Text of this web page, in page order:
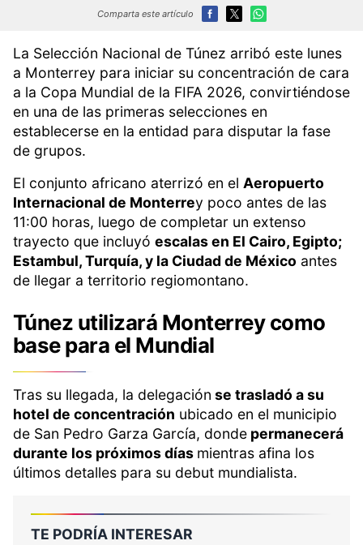
Comparta este artículo
La Selección Nacional de Túnez arribó este lunes
a Monterrey para iniciar su concentración de cara
a la Copa Mundial de la FIFA 2026, convirtiéndose
en una de las primeras selecciones en
establecerse en la entidad para disputar la fase
de grupos.
El conjunto africano aterrizó en el Aeropuerto
Internacional de Monterrey poco antes de las
11:00 horas, luego de completar un extenso
trayecto que incluyó escalas en El Cairo, Egipto;
Estambul, Turquía, y la Ciudad de México antes
de llegar a territorio regiomontano.
Túnez utilizará Monterrey como
base para el Mundial
Tras su llegada, la delegación se trasladó a su
hotel de concentración ubicado en el municipio
de San Pedro Garza García, donde permanecerá
durante los próximos días mientras afina los
últimos detalles para su debut mundialista.
TE PODRÍA INTERESAR